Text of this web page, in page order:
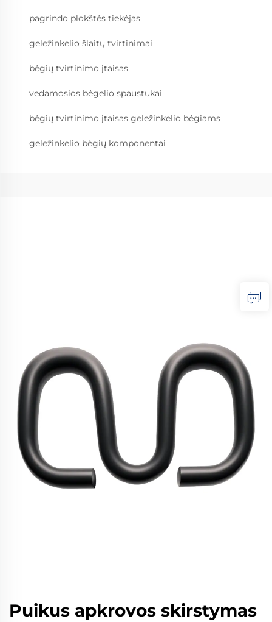
pagrindo plokštės tiekėjas
geležinkelio šlaitų tvirtinimai
bėgių tvirtinimo įtaisas
vedamosios bėgelio spaustukai
bėgių tvirtinimo įtaisas geležinkelio bėgiams
geležinkelio bėgių komponentai
Puikus apkrovos skirstymas